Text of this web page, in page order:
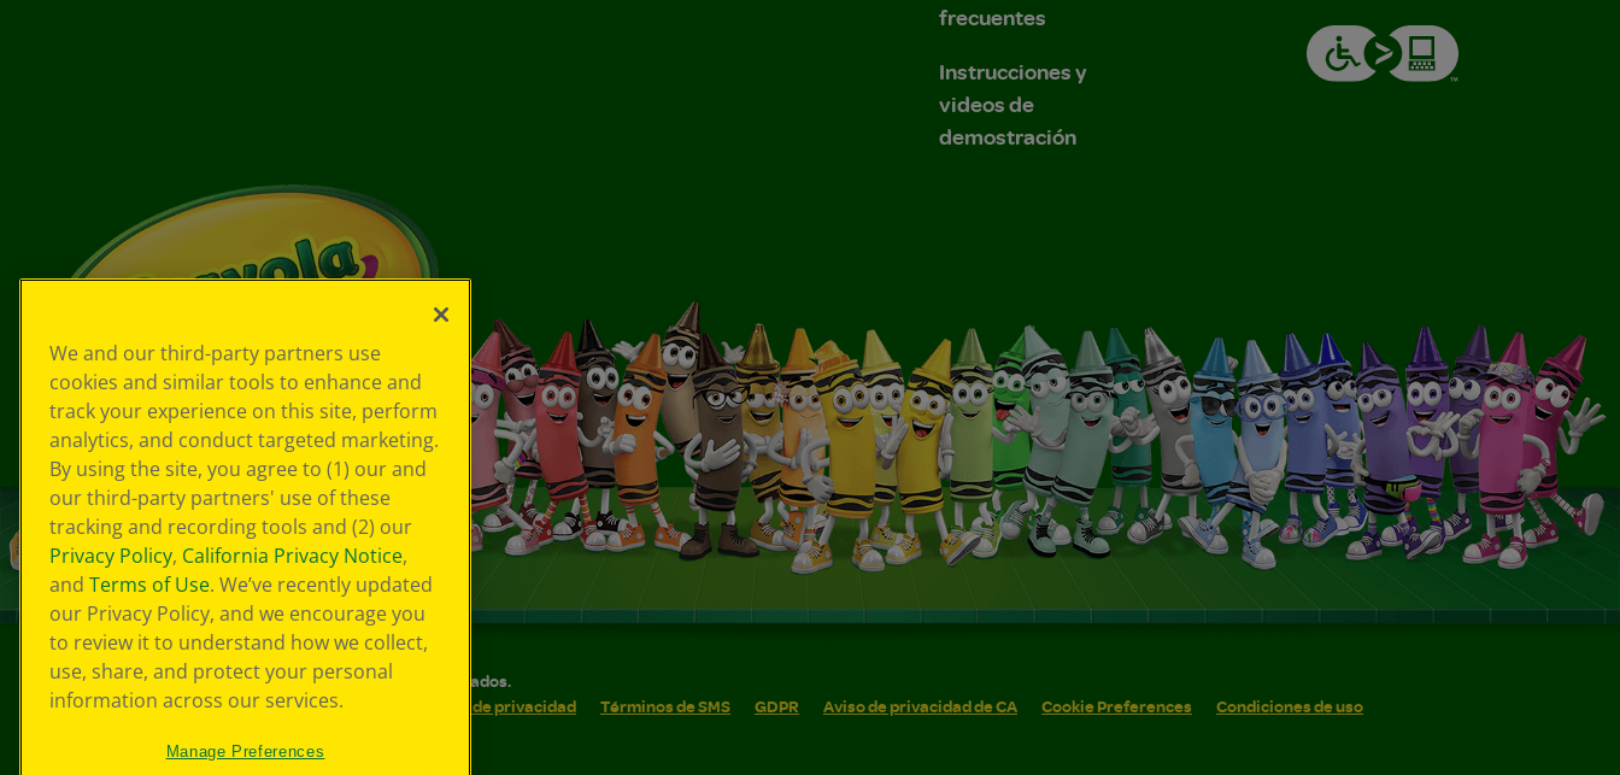
frecuentes
Instrucciones y
videos de
demostración
© 2026 Crayola® Todos los derechos reservados.
Sus opciones de privacidad
Política de privacidad Términos de SMS GDPR Aviso de privacidad de CA Cookie Preferences
Condiciones de uso
We and our third-party partners use
cookies and similar tools to enhance and
track your experience on this site, perform
analytics, and conduct targeted marketing.
By using the site, you agree to (1) our and
our third-party partners' use of these
tracking and recording tools and (2) our
Privacy Policy, California Privacy Notice,
and Terms of Use. We’ve recently updated
our Privacy Policy, and we encourage you
to review it to understand how we collect,
use, share, and protect your personal
information across our services.
Manage Preferences